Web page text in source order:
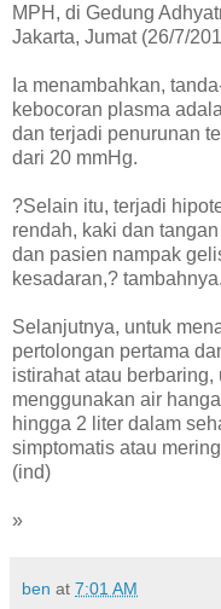
MPH, di Gedung
Jakarta, Jumat (26/7/
Ia menambahkan,
kebocoran plasma
dan terjadi penurunan
dari 20 mmHg.
?Selain itu, terjadi
rendah, kaki dan
dan pasien nampak
kesadaran,? tambahnya.
Selanjutnya, untuk
pertolongan pertama
istirahat atau
menggunakan air
hingga 2 liter dalam
simptomatis atau
(ind)
»
ben at 7:01 AM